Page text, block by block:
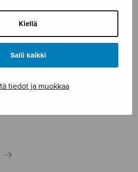
Kiellä
Salli kaikki
tiedot ja muokkaa
sopimuksen mukaan